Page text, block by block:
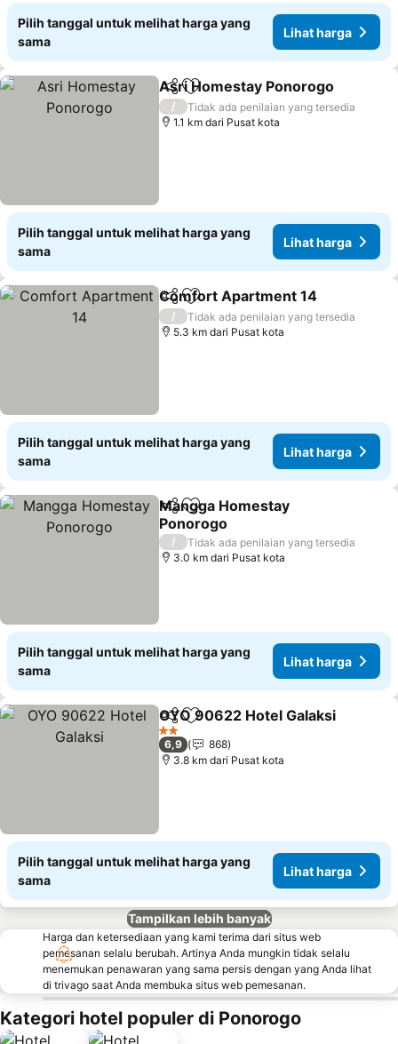
Pilih tanggal untuk melihat harga yang
sama
Lihat harga
BagikanTambahkan ke favorit
Asri Homestay Ponorogo
/
Tidak ada penilaian yang tersedia
1.1 km dari Pusat kota
Pilih tanggal untuk melihat harga yang
sama
Lihat harga
BagikanTambahkan ke favorit
Comfort Apartment 14
/
Tidak ada penilaian yang tersedia
5.3 km dari Pusat kota
Pilih tanggal untuk melihat harga yang
sama
Lihat harga
BagikanTambahkan ke favorit
Mangga Homestay
Ponorogo
/
Tidak ada penilaian yang tersedia
3.0 km dari Pusat kota
Pilih tanggal untuk melihat harga yang
sama
Lihat harga
BagikanTambahkan ke favorit
OYO 90622 Hotel Galaksi
2 Bintang
6,9
868
3.8 km dari Pusat kota
Pilih tanggal untuk melihat harga yang
sama
Lihat harga
Tampilkan lebih banyak
Harga dan ketersediaan yang kami terima dari situs web
pemesanan selalu berubah. Artinya Anda mungkin tidak selalu
menemukan penawaran yang sama persis dengan yang Anda lihat
di trivago saat Anda membuka situs web pemesanan.
Kategori hotel populer di Ponorogo